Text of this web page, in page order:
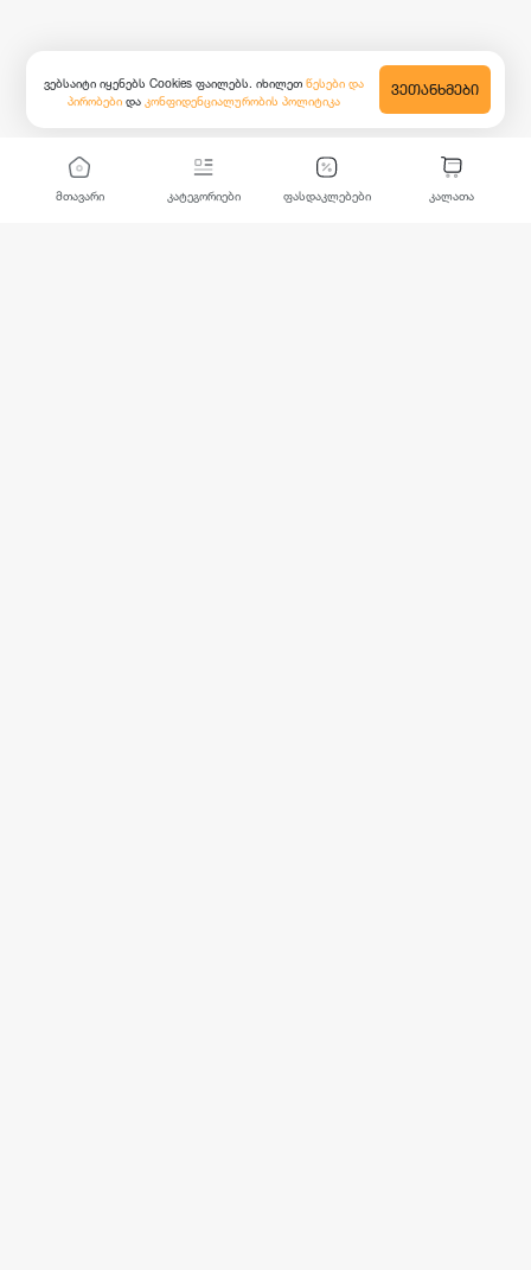
მთავარი კატეგორიები ფასდაკლებები კალათა
ვებსაიტი იყენებს Cookies ფაილებს. იხილეთ წესები და
პირობები და კონფიდენციალურობის პოლიტიკა
ᲕᲔᲗᲐᲜᲮᲛᲔᲑᲘ